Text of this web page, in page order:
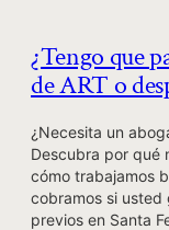
¿Tengo que
de ART o
¿Necesita un
Descubra por qué
cómo trabajamos
cobramos si usted
previos en Santa